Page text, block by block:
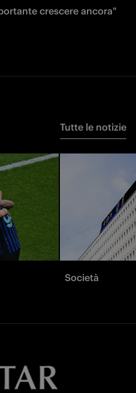
crescere ancora"
Tutte le notizie
Società